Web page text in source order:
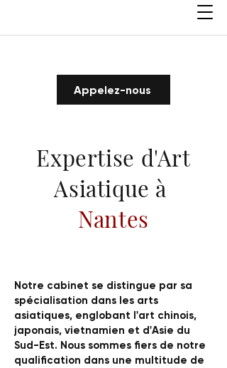
Appelez-nous
Expertise d'Art
Asiatique à
Nantes
Notre cabinet se distingue par sa
spécialisation dans les arts
asiatiques, englobant l'art chinois,
japonais, vietnamien et d'Asie du
Sud-Est. Nous sommes fiers de notre
qualification dans une multitude de